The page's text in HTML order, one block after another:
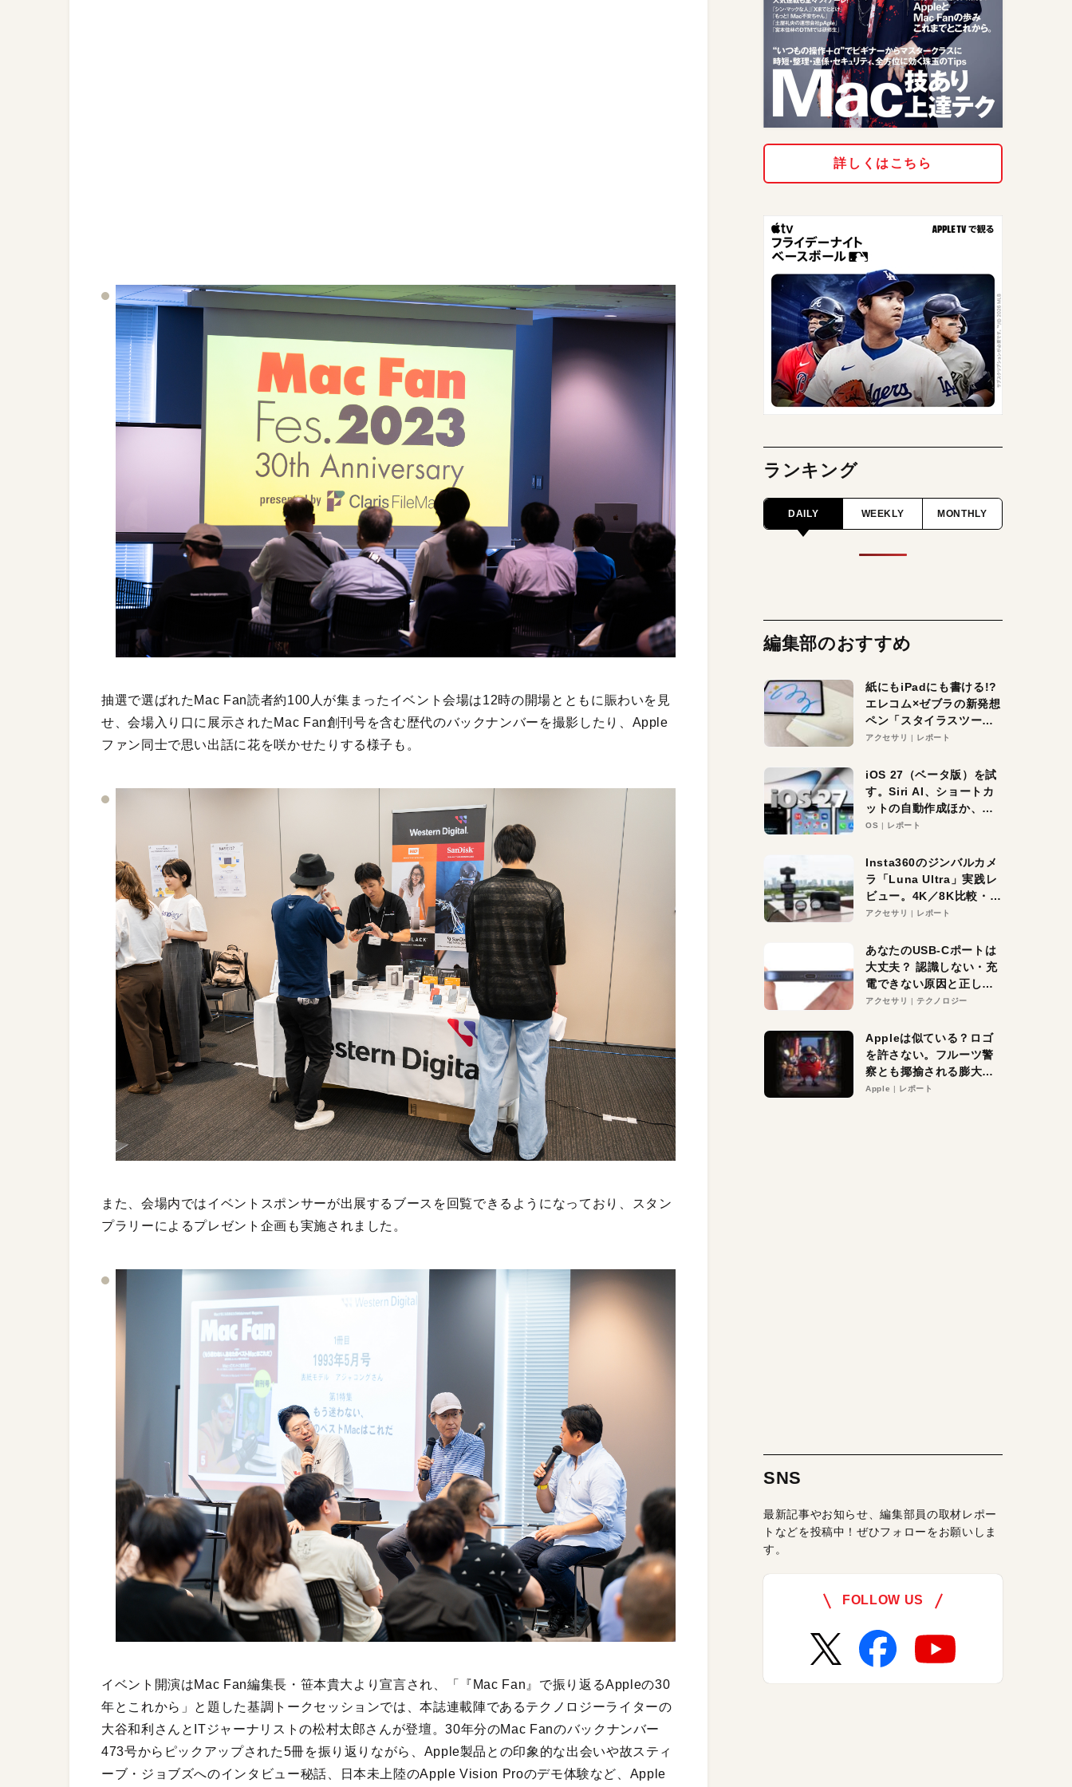
抽選で選ばれたMac Fan読者約100人が集まったイベント会場は12時の開場とともに賑わいを見
せ、会場入り口に展示されたMac Fan創刊号を含む歴代のバックナンバーを撮影したり、Apple
ファン同士で思い出話に花を咲かせたりする様子も。
また、会場内ではイベントスポンサーが出展するブースを回覧できるようになっており、スタン
プラリーによるプレゼント企画も実施されました。
イベント開演はMac Fan編集長・笹本貴大より宣言され、「『Mac Fan』で振り返るAppleの30
年とこれから」と題した基調トークセッションでは、本誌連載陣であるテクノロジーライターの
大谷和利さんとITジャーナリストの松村太郎さんが登壇。30年分のMac Fanのバックナンバー
473号からピックアップされた5冊を振り返りながら、Apple製品との印象的な出会いや故スティ
ーブ・ジョブズへのインタビュー秘話、日本未上陸のApple Vision Proのデモ体験など、Apple
詳しくはこちら
ランキング
DAILY WEEKLY MONTHLY
編集部のおすすめ
紙にもiPadにも書ける!?
エレコム×ゼブラの新発想
ペン「スタイラスツーウ
ェイ」レビュー。持ち替
アクセサリ レポート
iOS 27（ベータ版）を試
す。Siri AI、ショートカ
ットの自動作成ほか、期
待大の便利機能5選。
る未来はすぐそこ！
OS レポート
Insta360のジンバルカメ
ラ「Luna Ultra」実践レ
ビュー。4K／8K比較・ズ
ーム・夜間撮影をチェッ
アクセサリ レポート
あなたのUSB-Cポートは
大丈夫？ 認識しない・充
電できない原因と正しい
対策
アクセサリ テクノロジー
Appleは似ている？ロゴ
を許さない。フルーツ警
察とも揶揄される膨大な
異議申し立て。対象は非
Apple レポート
SNS
最新記事やお知らせ、編集部員の取材レポー
トなどを投稿中！ぜひフォローをお願いしま
す。
FOLLOW US